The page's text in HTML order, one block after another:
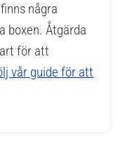
några
boxen. Åtgärda
för att
vår guide för att